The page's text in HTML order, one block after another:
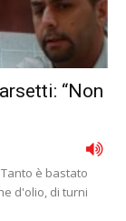
“Non
è bastato
d'olio, di turni